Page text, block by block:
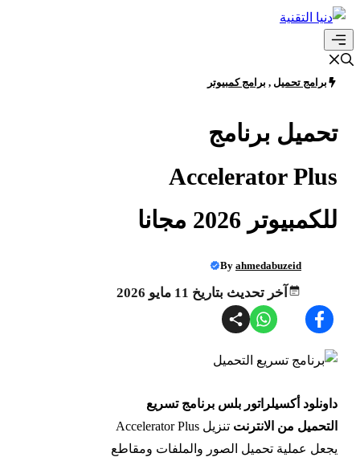
انتقل
إلى
المحتوى
القائمة
برامج تحميل , برامج كمبيوتر
تحميل برنامج
Accelerator Plus
للكمبيوتر 2026 مجانا
By ahmedabuzeid
آخر تحديث بتاريخ 11 مايو 2026
داونلود أكسيلراتور بلس برنامج تسريع
التحميل من الانترنت
تنزيل Accelerator Plus
يجعل عملية تحميل الصور والملفات ومقاطع